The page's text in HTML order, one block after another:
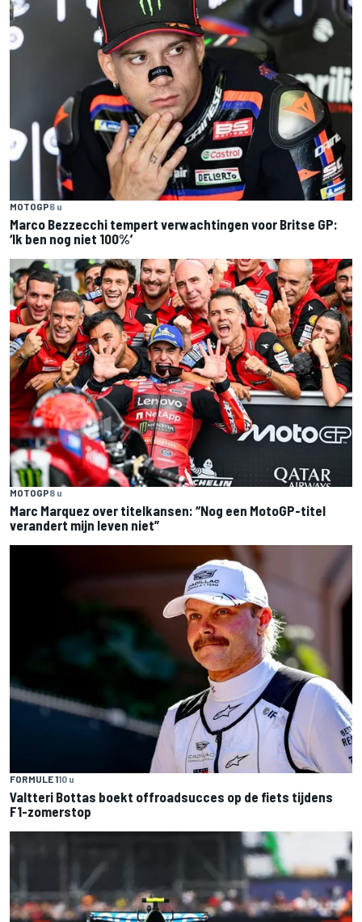
MOTOGP6 u
Marco Bezzecchi tempert verwachtingen voor Britse GP:
‘Ik ben nog niet 100%’
MOTOGP8 u
Marc Marquez over titelkansen: “Nog een MotoGP-titel
verandert mijn leven niet”
FORMULE 110 u
Valtteri Bottas boekt offroadsucces op de fiets tijdens
F1-zomerstop